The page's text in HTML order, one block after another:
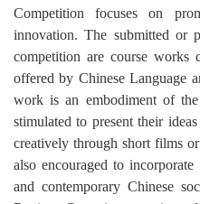
Competition focuses on
innovation. The submitted or
competition are course works
offered by Chinese Language
work is an embodiment of
stimulated to present their
creatively through short films
also encouraged to
and contemporary Chinese